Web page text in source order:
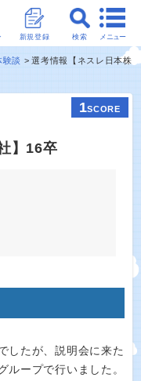
メニュー
検索
新規登録
験談
選考情報【ネスレ日本株
1SCORE
】16卒
したが、説明会に来た
ループで行いました。